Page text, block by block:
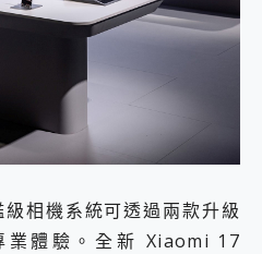
相機系統可透過兩款升級
業體驗。全新 Xiaomi 17